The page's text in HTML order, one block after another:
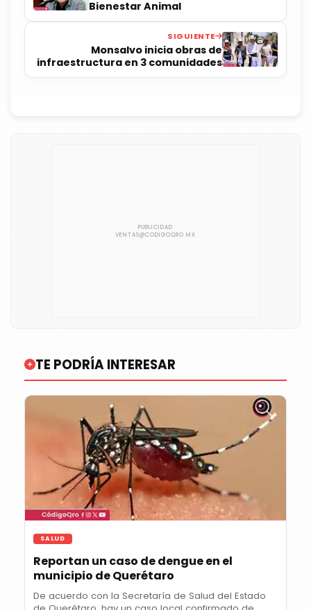
Bienestar Animal
SIGUIENTE
Monsalvo inicia obras de
infraestructura en 3 comunidades
TE PODRÍA INTERESAR
SALUD
Reportan un caso de dengue en el
municipio de Querétaro
De acuerdo con la Secretaría de Salud del Estado